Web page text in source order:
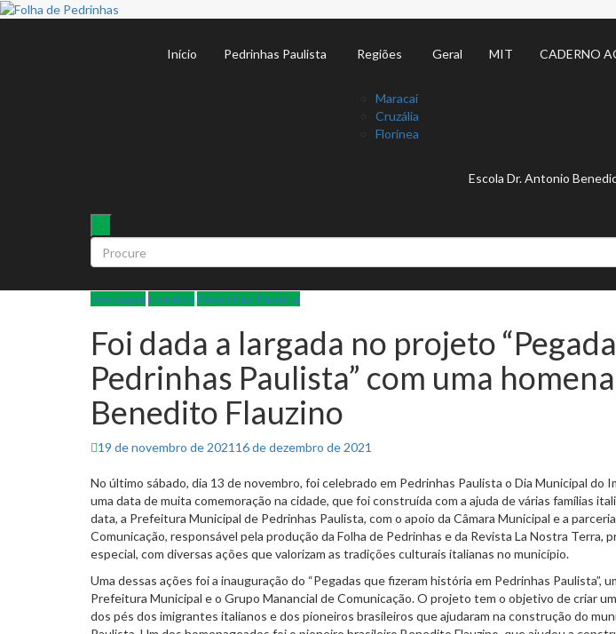
Início Pedrinhas Paulista Regiões
Maracaí
Cruzália
Florínea
Geral MIT CADERNO
Escola Dr. Antonio
Destaque Eventos Pedrinhas Paulista
Foi dada a largada no projeto
Pedrinhas Paulista” com uma
Benedito Flauzino
Posted
19 de novembro de 202116 de dezembro de 2021
No último sábado, dia 13 de novembro, foi celebrado em Pedrinhas Paulista o Dia Municipal do
uma data de muita comemoração na cidade, que foi construída com a ajuda de várias famílias
data, a Prefeitura Municipal de Pedrinhas Paulista, com o apoio da Câmara Municipal e a
Comunicação, responsável pela produção da Folha de Pedrinhas e da Revista La Nostra Terra,
especial, com diversas ações que valorizam as tradições culturais italianas no município.
Uma dessas ações foi a inauguração do “Pegadas que fizeram história em Pedrinhas Paulista”,
Prefeitura Municipal e o Grupo Manancial de Comunicação. O projeto tem o objetivo de criar
dos pés dos imigrantes italianos e dos pioneiros brasileiros que ajudaram na construção do